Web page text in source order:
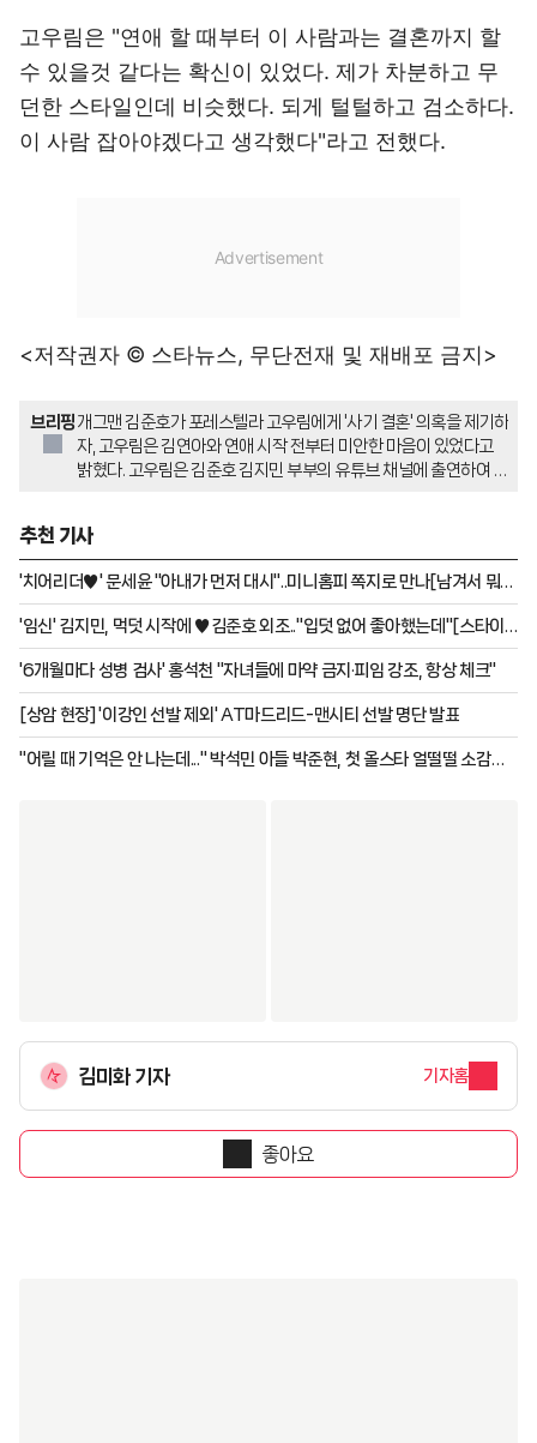
고우림은 "연애 할 때부터 이 사람과는 결혼까지 할
수 있을것 같다는 확신이 있었다. 제가 차분하고 무
던한 스타일인데 비슷했다. 되게 털털하고 검소하다.
이 사람 잡아야겠다고 생각했다"라고 전했다.
<저작권자 © 스타뉴스, 무단전재 및 재배포 금지>
브리핑개그맨 김준호가 포레스텔라 고우림에게 '사기 결혼' 의혹을 제기하
자, 고우림은 김연아와 연애 시작 전부터 미안한 마음이 있었다고
밝혔다. 고우림은 김준호 김지민 부부의 유튜브 채널에 출연하여 결
군대 이야기를 했고 김연아가 흔쾌히 이해해 줬으며, 김연아의 차분
하고 검소한 모습에 결혼을 확신했다고 말했다.
추천 기사
'치어리더♥' 문세윤 "아내가 먼저 대시"..미니홈피 쪽지로 만나[남겨서 뭐하
게]
'임신' 김지민, 먹덧 시작에 ♥김준호 외조.."입덧 없어 좋아했는데"[스타이
슈]
'6개월마다 성병 검사' 홍석천 "자녀들에 마약 금지·피임 강조, 항상 체크"
[상암 현장] '이강인 선발 제외' AT마드리드-맨시티 선발 명단 발표
"어릴 때 기억은 안 나는데..." 박석민 아들 박준현, 첫 올스타 얼떨떨 소감→
김미화 기자 기자홈
좋아요